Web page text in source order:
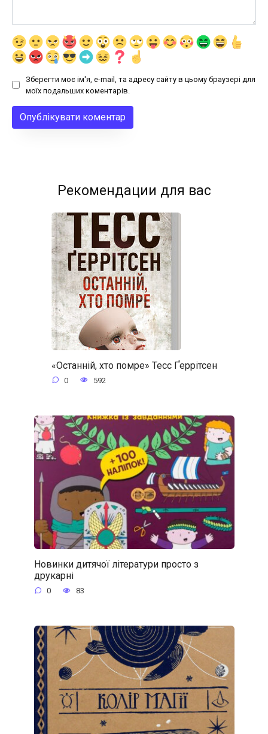
Зберегти моє ім'я, e-mail, та адресу сайту в цьому браузері для
моїх подальших коментарів.
Рекомендации для вас
«Останній, хто помре» Тесс Ґеррітсен
0 592
Новинки дитячої літератури просто з
друкарні
0 83